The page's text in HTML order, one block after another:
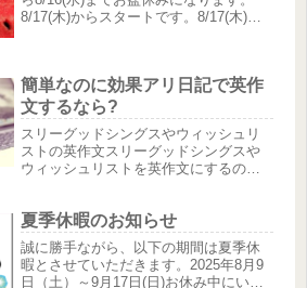
8/17(木)からスタートです。8/17(木)は
す。
簡単なのに効果アリ日記で英作
文するなら?
スリーグッドシングスやウィッシュリ
ストの英作文スリーグッドシングスや
ウィッシュリストを英作文にするのも
ったことを3つ書き出すという単純な日
記で、ウィッシュリストの場合は自...
夏季休暇のお知らせ
誠に勝手ながら、以下の期間は夏季休
暇とさせていただきます。2025年8月9
日（土）～9月17日(日)お休み中にいた